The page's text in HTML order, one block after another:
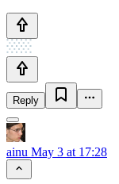
Reply
ainu May 3 at 17:28